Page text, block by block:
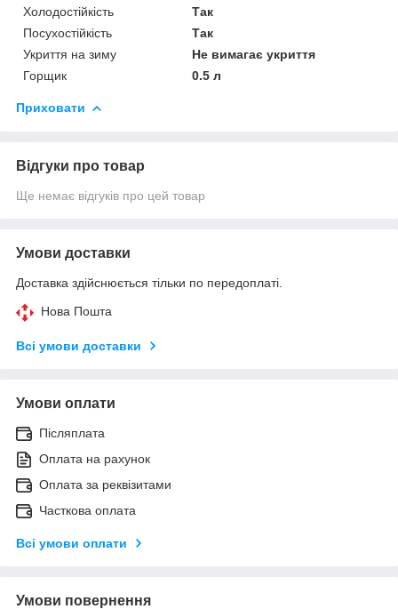
Холодостійкість
Так
Посухостійкість
Так
Укриття на зиму
Не вимагає укриття
Горщик
0.5 л
Приховати
Відгуки про товар
Ще немає відгуків про цей товар
Умови доставки
Доставка здійснюється тільки по передоплаті.
Нова Пошта
Всі умови доставки
Умови оплати
Післяплата
Оплата на рахунок
Оплата за реквізитами
Часткова оплата
Всі умови оплати
Умови повернення